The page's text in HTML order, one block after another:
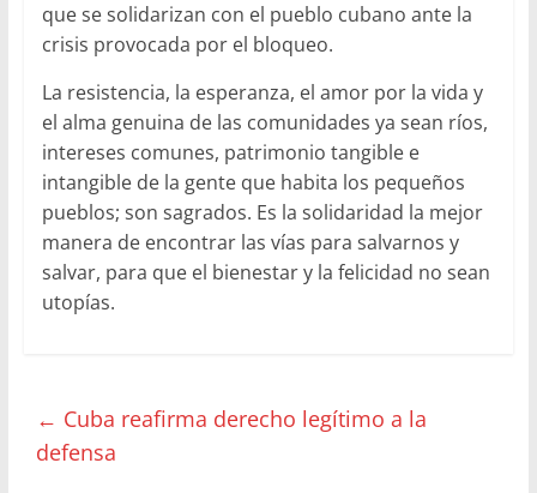
que se solidarizan con el pueblo cubano ante la
crisis provocada por el bloqueo.
La resistencia, la esperanza, el amor por la vida y
el alma genuina de las comunidades ya sean ríos,
intereses comunes, patrimonio tangible e
intangible de la gente que habita los pequeños
pueblos; son sagrados. Es la solidaridad la mejor
manera de encontrar las vías para salvarnos y
salvar, para que el bienestar y la felicidad no sean
utopías.
← Cuba reafirma derecho legítimo a la
defensa